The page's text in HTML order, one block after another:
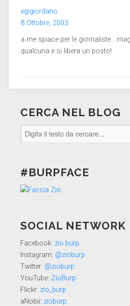
egigiordano
8 Ottobre, 2003
a me spiace per le giornaliste…
qualcuna e si libera un posto!
CERCA NEL BLOG
#BURPFACE
SOCIAL NETWORK
Facebook: zio.burp
Instagram: @zioburp
Twitter: @zioburp
YouTube: ZioBurp
Flickr: zio_burp
aNobii: zioburp